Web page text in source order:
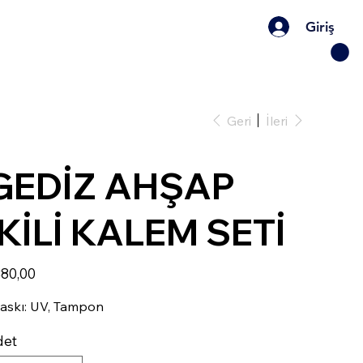
Giriş
Geri İleri
AHŞAP
KALEM SETİ
UV, Tampon